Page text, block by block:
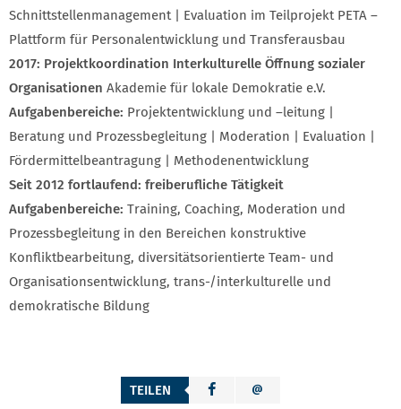
Schnittstellenmanagement | Evaluation im Teilprojekt PETA –
Plattform für Personalentwicklung und Transferausbau
2017: Projektkoordination Interkulturelle Öffnung sozialer
Organisationen Akademie für lokale Demokratie e.V.
Aufgabenbereiche: Projektentwicklung und –leitung |
Beratung und Prozessbegleitung | Moderation | Evaluation |
Fördermittelbeantragung | Methodenentwicklung
Seit 2012 fortlaufend: freiberufliche Tätigkeit
Aufgabenbereiche: Training, Coaching, Moderation und
Prozessbegleitung in den Bereichen konstruktive
Konfliktbearbeitung, diversitätsorientierte Team- und
Organisationsentwicklung, trans-/interkulturelle und
demokratische Bildung
TEILEN